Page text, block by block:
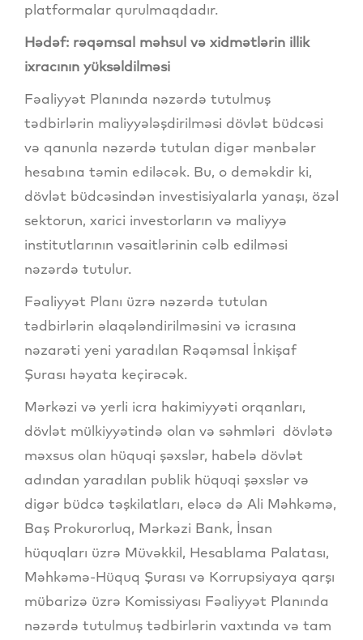
platformalar qurulmaqdadır.
Hədəf: rəqəmsal məhsul və xidmətlərin illik
ixracının yüksəldilməsi
Fəaliyyət Planında nəzərdə tutulmuş
tədbirlərin maliyyələşdirilməsi dövlət büdcəsi
və qanunla nəzərdə tutulan digər mənbələr
hesabına təmin ediləcək. Bu, o deməkdir ki,
dövlət büdcəsindən investisiyalarla yanaşı, özəl
sektorun, xarici investorların və maliyyə
institutlarının vəsaitlərinin cəlb edilməsi
nəzərdə tutulur.
Fəaliyyət Planı üzrə nəzərdə tutulan
tədbirlərin əlaqələndirilməsini və icrasına
nəzarəti yeni yaradılan Rəqəmsal İnkişaf
Şurası həyata keçirəcək.
Mərkəzi və yerli icra hakimiyyəti orqanları,
dövlət mülkiyyətində olan və səhmləri dövlətə
məxsus olan hüquqi şəxslər, habelə dövlət
adından yaradılan publik hüquqi şəxslər və
digər büdcə təşkilatları, eləcə də Ali Məhkəmə,
Baş Prokurorluq, Mərkəzi Bank, İnsan
hüquqları üzrə Müvəkkil, Hesablama Palatası,
Məhkəmə-Hüquq Şurası və Korrupsiyaya qarşı
mübarizə üzrə Komissiyası Fəaliyyət Planında
nəzərdə tutulmuş tədbirlərin vaxtında və tam